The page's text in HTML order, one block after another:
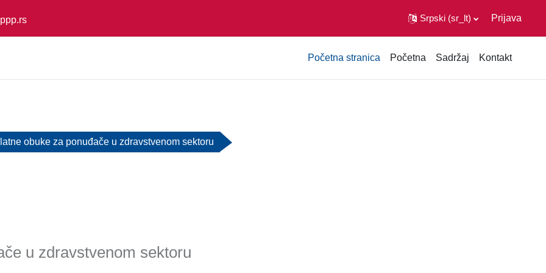
Srpski ‎(sr_lt)‎ Prijava
Početna stranica Početna Sadržaj Kontakt
obuke za ponuđače u zdravstvenom sektoru
u zdravstvenom sektoru